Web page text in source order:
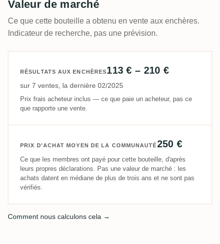
Valeur de marché
Ce que cette bouteille a obtenu en vente aux enchères.
Indicateur de recherche, pas une prévision.
RÉSULTATS AUX ENCHÈRES113 € – 210 €
sur 7 ventes, la dernière 02/2025
Prix frais acheteur inclus — ce que paie un acheteur, pas ce
que rapporte une vente.
PRIX D'ACHAT MOYEN DE LA COMMUNAUTÉ250 €
Ce que les membres ont payé pour cette bouteille, d'après
leurs propres déclarations. Pas une valeur de marché : les
achats datent en médiane de plus de trois ans et ne sont pas
vérifiés.
Comment nous calculons cela →